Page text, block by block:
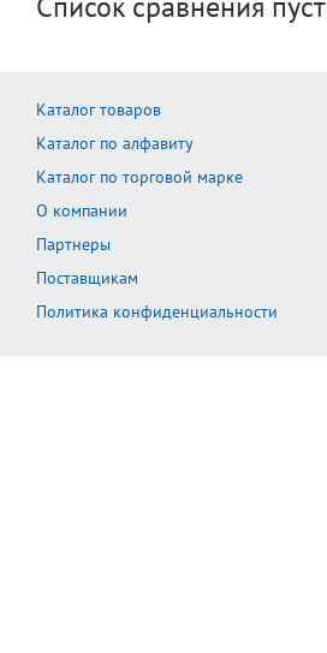
Каталог товаров
Каталог по алфавиту
Каталог по торговой марке
О компании
Партнеры
Поставщикам
Политика конфиденциальности